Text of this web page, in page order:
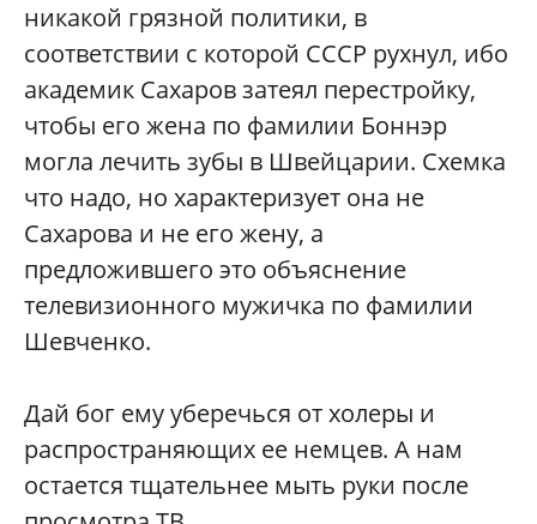
никакой грязной политики, в
соответствии с которой СССР рухнул, ибо
академик Сахаров затеял перестройку,
чтобы его жена по фамилии Боннэр
могла лечить зубы в Швейцарии. Схемка
что надо, но характеризует она не
Сахарова и не его жену, а
предложившего это объяснение
телевизионного мужичка по фамилии
Шевченко.
Дай бог ему уберечься от холеры и
распространяющих ее немцев. А нам
остается тщательнее мыть руки после